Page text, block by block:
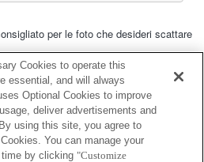
per le foto che desideri scattare
Completamente compatibile
Compatibile, ma con restrizioni
Cookies to operate this
essential, and will always
Optional Cookies to improve
deliver advertisements and
using this site, you agree to
You can manage your
by clicking "Customize